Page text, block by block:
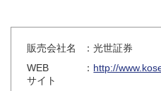
販売会社名
：光世証券
WEB
サイト
： http://